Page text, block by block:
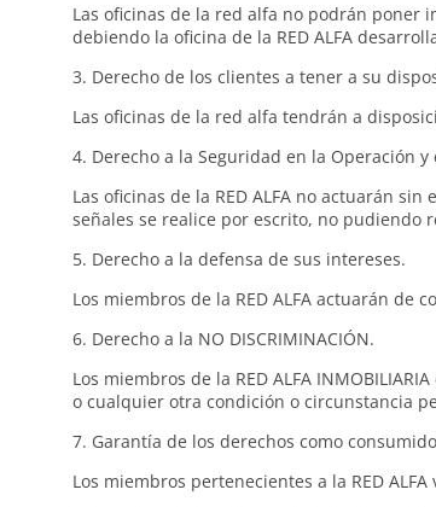
Las oficinas de la red alfa no podrán poner
debiendo la oficina de la RED ALFA
3. Derecho de los clientes a tener a su
Las oficinas de la red alfa tendrán a
4. Derecho a la Seguridad en la Operación
Las oficinas de la RED ALFA no actuarán
señales se realice por escrito, no pudiendo
5. Derecho a la defensa de sus intereses.
Los miembros de la RED ALFA actuarán
6. Derecho a la NO DISCRIMINACIÓN.
Los miembros de la RED ALFA
o cualquier otra condición o circunstancia
7. Garantía de los derechos como
Los miembros pertenecientes a la RED